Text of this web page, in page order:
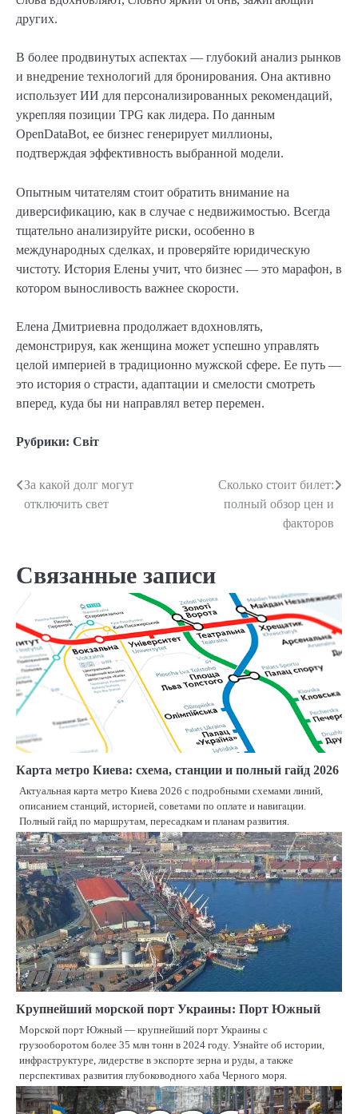
других.
В более продвинутых аспектах — глубокий анализ рынков
и внедрение технологий для бронирования. Она активно
использует ИИ для персонализированных рекомендаций,
укрепляя позиции TPG как лидера. По данным
OpenDataBot, ее бизнес генерирует миллионы,
подтверждая эффективность выбранной модели.
Опытным читателям стоит обратить внимание на
диверсификацию, как в случае с недвижимостью. Всегда
тщательно анализируйте риски, особенно в
международных сделках, и проверяйте юридическую
чистоту. История Елены учит, что бизнес — это марафон, в
котором выносливость важнее скорости.
Елена Дмитриевна продолжает вдохновлять,
демонстрируя, как женщина может успешно управлять
целой империей в традиционно мужской сфере. Ее путь —
это история о страсти, адаптации и смелости смотреть
вперед, куда бы ни направлял ветер перемен.
Рубрики: Світ
Навигация
За какой долг могут
отключить свет
Сколько стоит билет:
полный обзор цен и
факторов
Связанные записи
Карта метро Киева: схема, станции и полный гайд 2026
Актуальная карта метро Киева 2026 с подробными схемами линий,
описанием станций, историей, советами по оплате и навигации.
Полный гайд по маршрутам, пересадкам и планам развития.
Крупнейший морской порт Украины: Порт Южный
Морской порт Южный — крупнейший порт Украины с
грузооборотом более 35 млн тонн в 2024 году. Узнайте об истории,
инфраструктуре, лидерстве в экспорте зерна и руды, а также
перспективах развития глубоководного хаба Черного моря.